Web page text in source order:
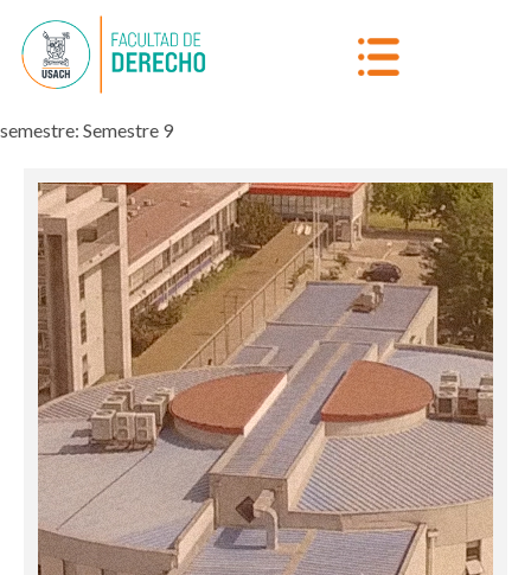
semestre: Semestre 9